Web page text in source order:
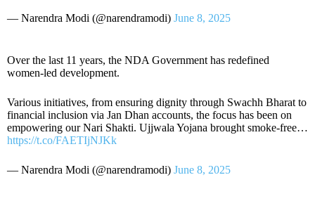
— Narendra Modi (@narendramodi) June 8, 2025
Over the last 11 years, the NDA Government has redefined
women-led development.
Various initiatives, from ensuring dignity through Swachh Bharat to
financial inclusion via Jan Dhan accounts, the focus has been on
empowering our Nari Shakti. Ujjwala Yojana brought smoke-free…
https://t.co/FAETIjNJKk
— Narendra Modi (@narendramodi) June 8, 2025